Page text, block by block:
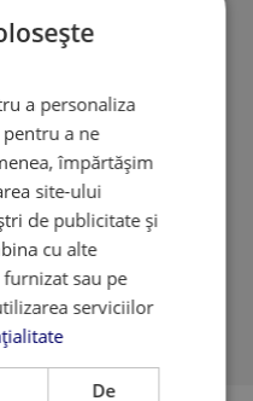
incluse in taberele
pentru copii,
profesionisti.
a personaliza
a ne
împărtășim
site-ului
de publicitate și
cu alte
sau pe
serviciilor
De